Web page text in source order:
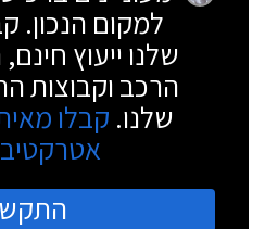
למקום הנכון.
שלנו ייעוץ
הרכב וקבוצות
שלנו. קבלו